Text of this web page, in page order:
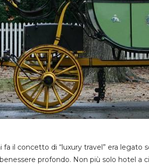
il concetto di “luxury travel” era
profondo. Non più solo hotel a